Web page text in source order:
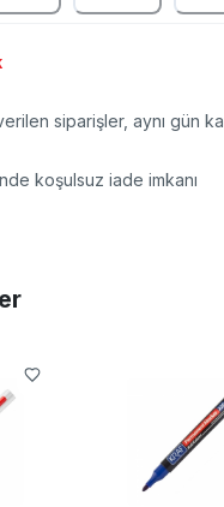
siparişler, aynı gün
koşulsuz iade imkanı